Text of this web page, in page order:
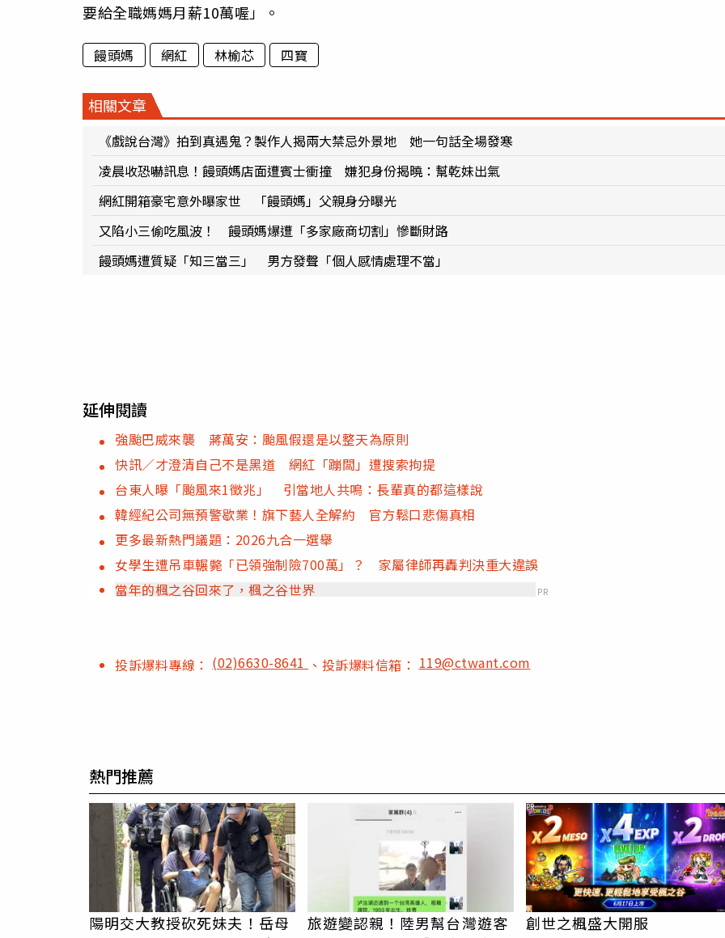
要給全職媽媽月薪10萬喔」。
饅頭媽 網紅 林榆芯 四寶
相關文章
《戲說台灣》拍到真遇鬼？製作人揭兩大禁忌外景地 她一句話全場發寒
凌晨收恐嚇訊息！饅頭媽店面遭賓士衝撞 嫌犯身份揭曉：幫乾妹出氣
網紅開箱豪宅意外曝家世 「饅頭媽」父親身分曝光
又陷小三偷吃風波！ 饅頭媽爆遭「多家廠商切割」慘斷財路
饅頭媽遭質疑「知三當三」 男方發聲「個人感情處理不當」
延伸閱讀
強颱巴威來襲 蔣萬安：颱風假還是以整天為原則
快訊／才澄清自己不是黑道 網紅「蹦闆」遭搜索拘提
台東人曝「颱風來1徵兆」 引當地人共鳴：長輩真的都這樣說
韓經紀公司無預警歇業！旗下藝人全解約 官方鬆口悲傷真相
更多最新熱門議題：2026九合一選舉
女學生遭吊車輾斃「已領強制險700萬」？ 家屬律師再轟判決重大違誤
當年的楓之谷回來了，楓之谷世界
PR
投訴爆料專線： (02)6630-8641 、投訴爆料信箱：119@ctwant.com
熱門推薦
陽明交大教授砍死妹夫！岳母
旅遊變認親！陸男幫台灣遊客
創世之楓盛大開服
PR